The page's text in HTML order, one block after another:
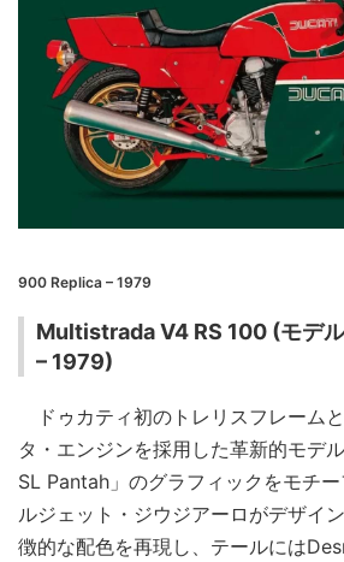
900 Replica – 1979
Multistrada V4 RS 100 (モデ
– 1979)
ドゥカティ初のトレリスフレーム
タ・エンジンを採用した革新的モデ
SL Pantah」のグラフィックをモチ
ルジェット・ジウジアーロがデザイ
徴的な配色を再現し、テールには